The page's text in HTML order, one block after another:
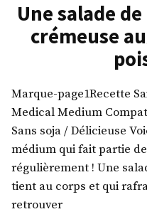
Une salade
crémeuse
Marque-page1Recette
Medical Medium
Sans soja / Délicieuse
médium qui fait partie
régulièrement ! Une
tient au corps et qui
retrouver